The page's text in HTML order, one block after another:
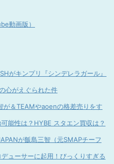
動画版）
がキンプリ『シンデレラガール』
心がえぐられた件
が＆TEAMやaoenの格差売りをす
能性は？HYBE スタエン買収は？
が飯島三智（元SMAPチーフ
ューサーに起用！びっくりすぎる